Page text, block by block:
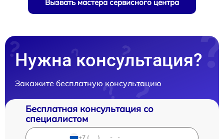
Вызвать мастера сервисного центра
Нужна консультация?
Закажите бесплатную консультацию
Бесплатная консультация со
специалистом